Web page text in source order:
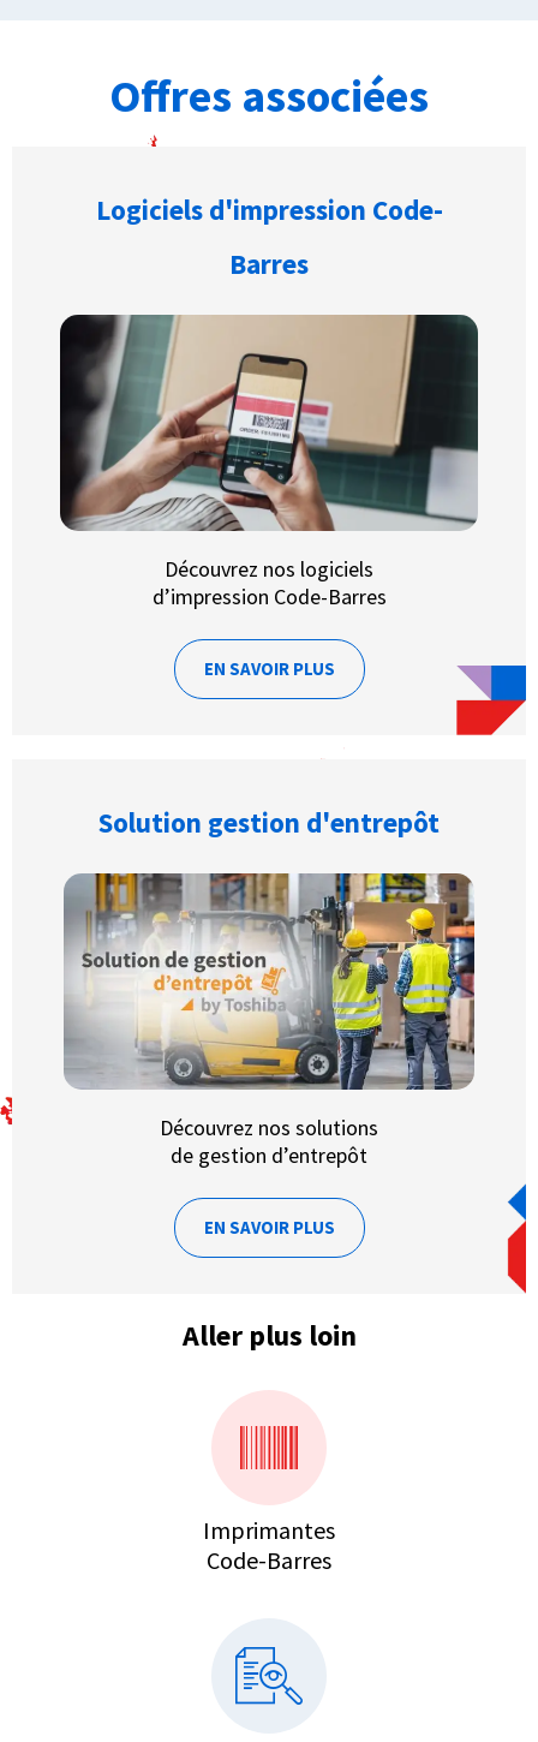
Offres associées
Logiciels d'impression Code-
Barres
Découvrez nos logiciels
d’impression Code-Barres
EN SAVOIR PLUS
Solution gestion d'entrepôt
Découvrez nos solutions
de gestion d’entrepôt
EN SAVOIR PLUS
Aller plus loin
Imprimantes
Code-Barres